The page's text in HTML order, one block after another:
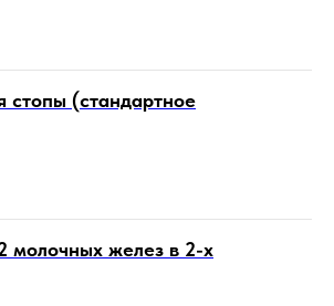
стопы (стандартное
молочных желез в 2-х